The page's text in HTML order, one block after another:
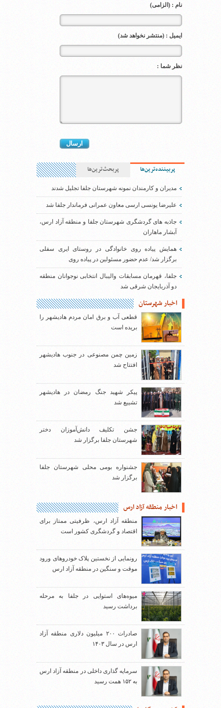
نام : (الزامی)
ایمیل : (منتشر نخواهد شد)
نظر شما :
پربیننده‌ترین‌ها پربحث‌ترین‌ها
مدیران و کارمندان نمونه شهرستان جلفا تجلیل شدند
علیرضا یونسی ارسی معاون عمرانی فرماندار جلفا شد
جاذبه های گردشگری شهرستان جلفا و منطقه آزاد ارس،
آبشار ماهاران
همایش پیاده روی خانوادگی در روستای ایری سفلی
برگزار شد/ عدم حضور مسئولین در پیاده روی
جلفا، قهرمان مسابقات والیبال انتخابی نوجوانان منطقه
دو آذربایجان شرقی شد
اخبار شهرستان
قطعی آب و برق امان مردم هادیشهر را
بریده است
زمین چمن مصنوعی در جنوب هادیشهر
افتتاح شد
پیکر شهید جنگ رمضان در هادیشهر
تشییع شد
جشن تکلیف دانش‌آموزان دختر
شهرستان جلفا برگزار شد
جشنواره بومی محلی شهرستان جلفا
برگزار شد
اخبار منطقه آزاد ارس
منطقه آزاد ارس، ظرفیتی ممتاز برای
اقتصاد و گردشگری کشور است
رونمایی از نخستین پلاک خودروهای ورود
موقت و سنگین در منطقه آزاد ارس
میوه‌های استوایی در جلفا به مرحله
برداشت رسید
صادرات ۲۰۰ میلیون دلاری منطقه آزاد
ارس در سال ۱۴۰۳
سرمایه گذاری داخلی در منطقه آزاد ارس
به ۱۵۲ همت رسید